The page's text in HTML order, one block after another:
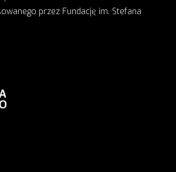
przez Fundację im. Stefana